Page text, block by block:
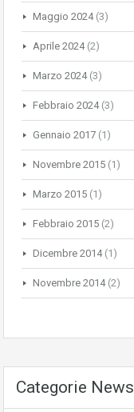
Maggio 2024(3)
Aprile 2024(2)
Marzo 2024(3)
Febbraio 2024(3)
Gennaio 2017 (1)
Novembre 2015 (1)
Marzo 2015 (1)
Febbraio 2015 (2)
Dicembre 2014(1)
Novembre 2014(2)
Categorie News